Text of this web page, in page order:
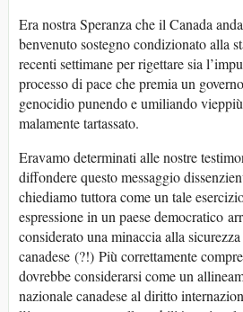
Era nostra Speranza che il Canada
benvenuto sostegno condizionato alla
recenti settimane per rigettare sia
processo di pace che premia un
genocidio punendo e umiliando
malamente tartassato.
Eravamo determinati alle nostre
diffondere questo messaggio
chiediamo tuttora come un tale
espressione in un paese democratico
considerato una minaccia alla
canadese (?!) Più correttamente
dovrebbe considerarsi come un
nazionale canadese al diritto